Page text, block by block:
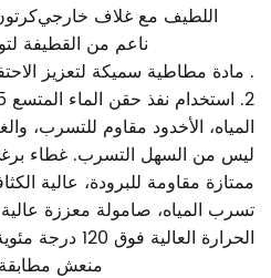
اللطيف مع غلاف خارجي
ناعم من القطيفة
. مادة مطاطية سميكة لتعزيز
2. استخدام نفذ حقن الماء المتسع 2.5 سنتيمتر
المياه، الأخدود مقاوم للتسرب،
ليس من السهل التسرب. غطاء
ممتازة مقاومة للبرودة، عالية
تسرب المياه، صامولة معززة
الحرارة العالية فوق 120 درجة مئوية، ولن يتشوه!
منعش مطابقة